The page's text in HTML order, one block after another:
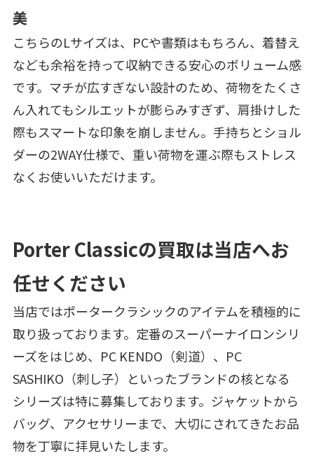
美
こちらのLサイズは、PCや書類はもちろん、着替え
なども余裕を持って収納できる安心のボリューム感
です。マチが広すぎない設計のため、荷物をたくさ
ん入れてもシルエットが膨らみすぎず、肩掛けした
際もスマートな印象を崩しません。手持ちとショル
ダーの2WAY仕様で、重い荷物を運ぶ際もストレス
なくお使いいただけます。
Porter Classicの買取は当店へお
任せください
当店ではポータークラシックのアイテムを積極的に
取り扱っております。定番のスーパーナイロンシリ
ーズをはじめ、PC KENDO（剣道）、PC
SASHIKO（刺し子）といったブランドの核となる
シリーズは特に募集しております。ジャケットから
バッグ、アクセサリーまで、大切にされてきたお品
物を丁寧に拝見いたします。